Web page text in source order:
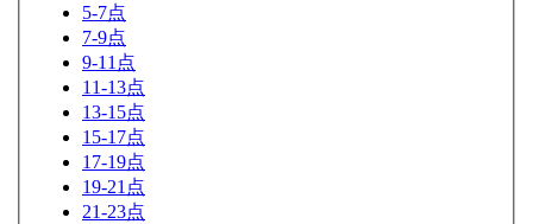
5-7点
7-9点
9-11点
11-13点
13-15点
15-17点
17-19点
19-21点
21-23点